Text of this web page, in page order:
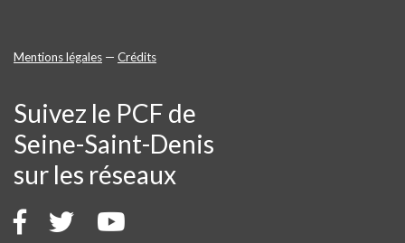
Mentions légales — Crédits
Suivez le PCF de
Seine-Saint-Denis
sur les réseaux